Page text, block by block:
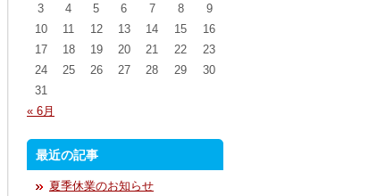
3
4 5 6 7 8
9
10
11 12 13 14 15
16
17
18 19 20 21 22
23
24
25 26 27 28 29
30
31
« 6月
最近の記事
夏季休業のお知らせ